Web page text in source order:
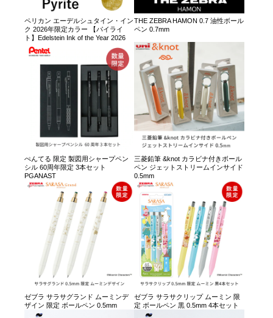
ペリカン エーデルシュタイン・イン
ク 2026年限定カラー 【パイライ
ト】Edelstein Ink of the Year 2026
THE ZEBRA HAMON 0.7 油性ボール
ペン 0.7mm
ぺんてる 限定 製図用シャープペン
シル 60周年限定 3本セット
PGANAST
三菱鉛筆 &knot カラビナ付きボール
ペン ジェットストリームインサイド
0.5mm
ゼブラ サラサグランド ムーミンデ
ザイン 限定 ボールペン 0.5mm
ゼブラ サラサクリップ ムーミン 限
定 ボールペン 黒 0.5mm 4本セット